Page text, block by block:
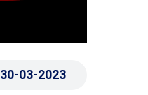
30-03-2023